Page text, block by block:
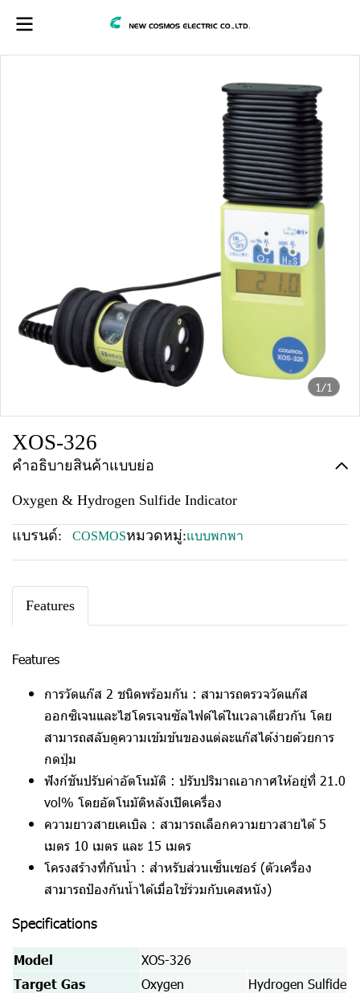
1/1
XOS-326
คำอธิบายสินค้าแบบย่อ
Oxygen & Hydrogen Sulfide Indicator
แบรนด์: COSMOSหมวดหมู่:แบบพกพา
Features
Features
การวัดแก๊ส 2 ชนิดพร้อมกัน : สามารถตรวจวัดแก๊ส
ออกซิเจนและไฮโดรเจนซัลไฟด์ได้ในเวลาเดียวกัน โดย
สามารถสลับดูความเข้มข้นของแต่ละแก๊สได้ง่ายด้วยการ
กดปุ่ม
ฟังก์ชันปรับค่าอัตโนมัติ : ปรับปริมาณอากาศให้อยู่ที่ 21.0
vol% โดยอัตโนมัติหลังเปิดเครื่อง
ความยาวสายเคเบิล : สามารถเลือกความยาวสายได้ 5
เมตร 10 เมตร และ 15 เมตร
โครงสร้างที่กันน้ำ : สำหรับส่วนเซ็นเซอร์ (ตัวเครื่อง
สามารถป้องกันน้ำได้เมื่อใช้ร่วมกับเคสหนัง)
Specifications
Model XOS-326
Target Gas Oxygen Hydrogen Sulfide